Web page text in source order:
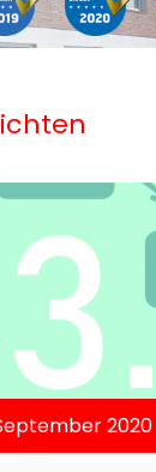
2020